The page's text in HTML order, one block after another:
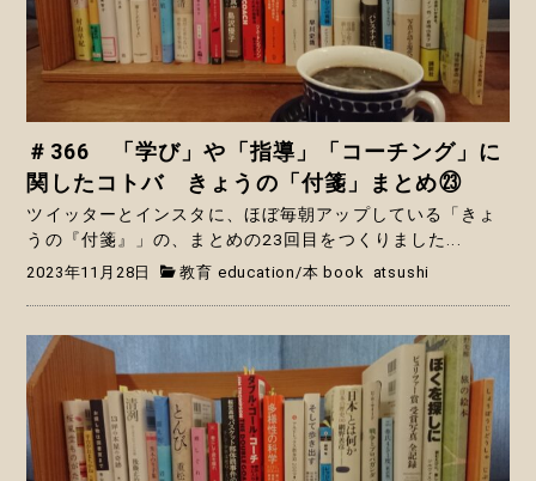
＃366 「学び」や「指導」「コーチング」に
関したコトバ きょうの「付箋」まとめ㉓
ツイッターとインスタに、ほぼ毎朝アップしている「きょ
うの『付箋』」の、まとめの23回目をつくりました...
2023年11月28日 教育 education/本 book atsushi